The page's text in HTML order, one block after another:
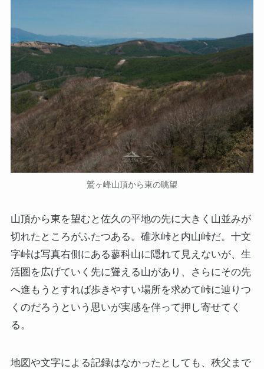
鷲ヶ峰山頂から東の眺望
山頂から東を望むと佐久の平地の先に大きく山並みが
切れたところがふたつある。碓氷峠と内山峠だ。十文
字峠は写真右側にある蓼科山に隠れて見えないが、生
活圏を広げていく先に聳える山があり、さらにその先
へ進もうとすれば歩きやすい場所を求めて峠に辿りつ
くのだろうという思いが実感を伴って押し寄せてく
る。
地図や文字による記録はなかったとしても、秩父まで